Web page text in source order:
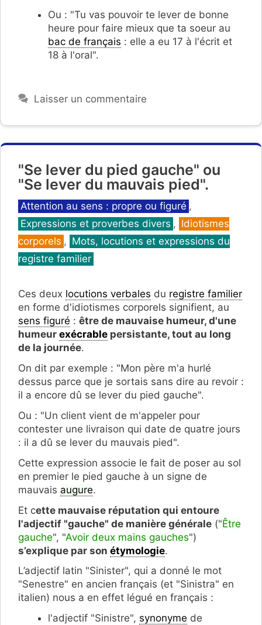
Ou : "Tu vas pouvoir te lever de bonne
heure pour faire mieux que ta soeur au
bac de français : elle a eu 17 à l'écrit et
18 à l'oral".
Laisser un commentaire
"Se lever du pied gauche" ou
"Se lever du mauvais pied".
Catégories
Attention au sens : propre ou figuré ,
Expressions et proverbes divers , Idiotismes
corporels , Mots, locutions et expressions du
registre familier
Ces deux locutions verbales du registre familier
en forme d'idiotismes corporels signifient, au
sens figuré : être de mauvaise humeur, d'une
humeur exécrable persistante, tout au long
de la journée.
On dit par exemple : "Mon père m'a hurlé
dessus parce que je sortais sans dire au revoir :
il a encore dû se lever du pied gauche".
Ou : "Un client vient de m'appeler pour
contester une livraison qui date de quatre jours
: il a dû se lever du mauvais pied".
Cette expression associe le fait de poser au sol
en premier le pied gauche à un signe de
mauvais augure.
Et cette mauvaise réputation qui entoure
l'adjectif "gauche" de manière générale ("Être
gauche", "Avoir deux mains gauches")
s’explique par son étymologie.
L’adjectif latin "Sinister", qui a donné le mot
"Senestre" en ancien français (et "Sinistra" en
italien) nous a en effet légué en français :
l'adjectif "Sinistre", synonyme de